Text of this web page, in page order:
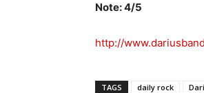
Note: 4/5
http://
TAGS daily rock